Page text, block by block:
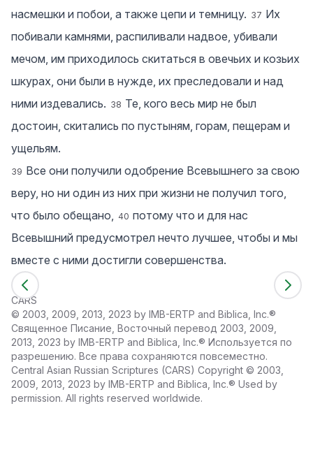
насмешки и побои, а также цепи и темницу. 37 Их
побивали камнями, распиливали надвое, убивали
мечом, им приходилось скитаться в овечьих и козьих
шкурах, они были в нужде, их преследовали и над
ними издевались. 38 Те, кого весь мир не был
достоин, скитались по пустыням, горам, пещерам и
ущельям.
39 Все они получили одобрение Всевышнего за свою
веру, но ни один из них при жизни не получил того,
что было обещано, 40 потому что и для нас
Всевышний предусмотрел нечто лучшее, чтобы и мы
вместе с ними достигли совершенства.
CARS
© 2003, 2009, 2013, 2023 by IMB-ERTP and Biblica, Inc.®
Священное Писание, Восточный перевод 2003, 2009,
2013, 2023 by IMB-ERTP and Biblica, Inc.® Используется по
разрешению. Все права сохраняются повсеместно.
Central Asian Russian Scriptures (CARS) Copyright © 2003,
2009, 2013, 2023 by IMB-ERTP and Biblica, Inc.® Used by
permission. All rights reserved worldwide.